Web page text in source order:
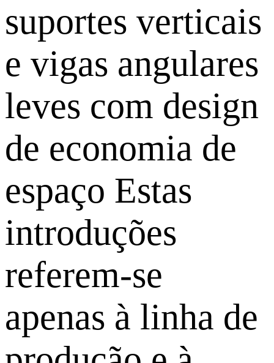
suportes verticais
e vigas angulares
leves com design
de economia de
espaço Estas
introduções
referem-se
apenas à linha de